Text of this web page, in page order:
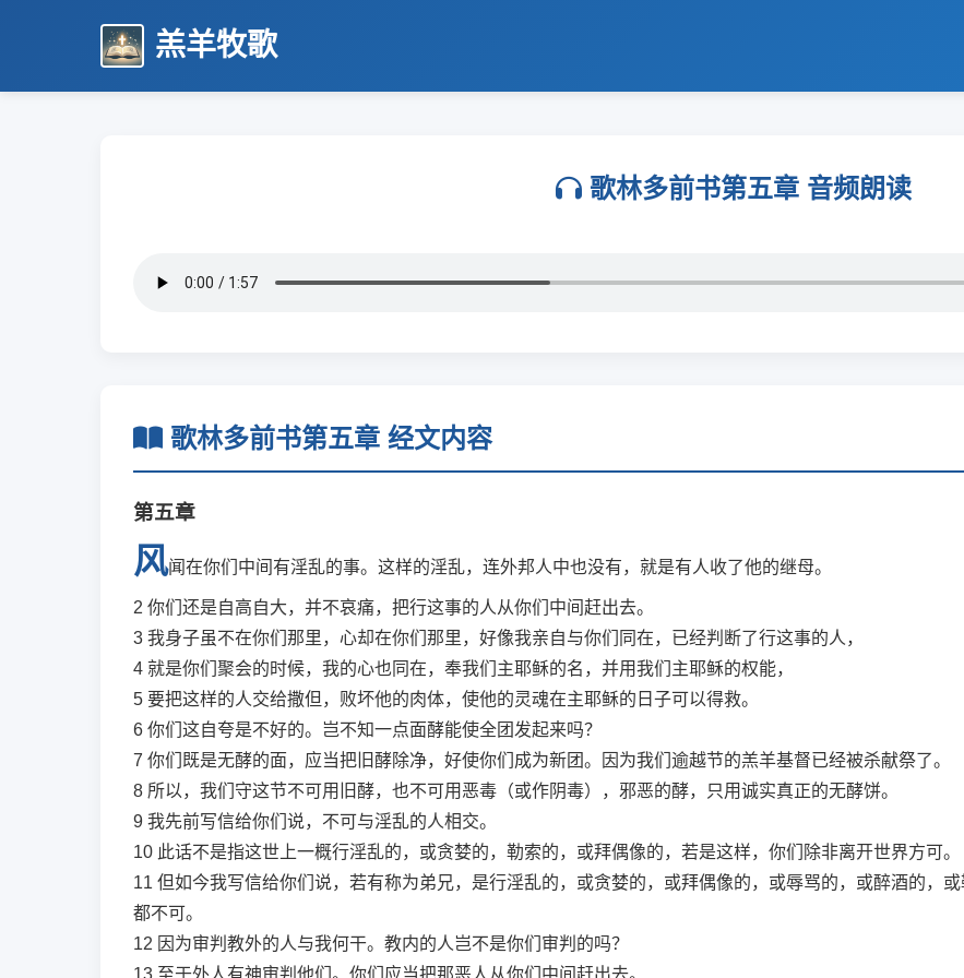
羔羊牧歌
歌林多前书第五章 音频朗读
歌林多前书第五章 经文内容
第五章
风闻在你们中间有淫乱的事。这样的淫乱，连外邦人中也没有，就是有人收了他的继母。
2 你们还是自高自大，并不哀痛，把行这事的人从你们中间赶出去。
3 我身子虽不在你们那里，心却在你们那里，好像我亲自与你们同在，已经判断了行这事的人，
4 就是你们聚会的时候，我的心也同在，奉我们主耶稣的名，并用我们主耶稣的权能，
5 要把这样的人交给撒但，败坏他的肉体，使他的灵魂在主耶稣的日子可以得救。
6 你们这自夸是不好的。岂不知一点面酵能使全团发起来吗？
7 你们既是无酵的面，应当把旧酵除净，好使你们成为新团。因为我们逾越节的羔羊基督已经被杀献祭了。
8 所以，我们守这节不可用旧酵，也不可用恶毒（或作阴毒），邪恶的酵，只用诚实真正的无酵饼。
9 我先前写信给你们说，不可与淫乱的人相交。
10 此话不是指这世上一概行淫乱的，或贪婪的，勒索的，或拜偶像的，若是这样，你们除非离开世界方可。
11 但如今我写信给你们说，若有称为弟兄，是行淫乱的，或贪婪的，或拜偶像的，或辱骂的，或醉酒的，
都不可。
12 因为审判教外的人与我何干。教内的人岂不是你们审判的吗？
13 至于外人有神审判他们。你们应当把那恶人从你们中间赶出去。